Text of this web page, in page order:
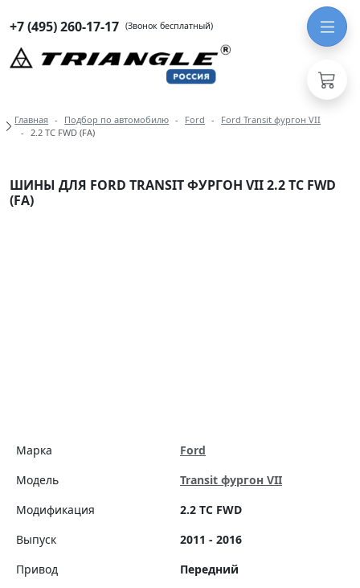
+7 (495) 260-17-17 (Звонок бесплатный)
Хлебные крошки
Главная Подбор по автомобилю Ford
Ford Transit фургон VII
2.2 TC FWD (FA)
ШИНЫ ДЛЯ FORD TRANSIT ФУРГОН VII 2.2 TC FWD
(FA)
Марка
Ford
Модель
Transit фургон VII
Модификация
2.2 TC FWD
Выпуск
2011 - 2016
Привод
Передний